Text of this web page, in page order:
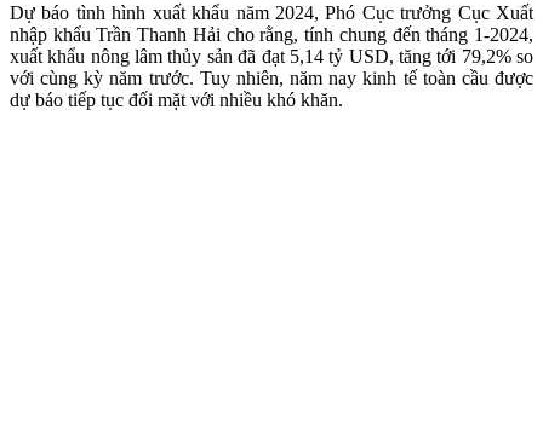
Dự báo tình hình xuất khẩu năm 2024, Phó Cục trưởng Cục Xuất
nhập khẩu Trần Thanh Hải cho rằng, tính chung đến tháng 1-2024,
xuất khẩu nông lâm thủy sản đã đạt 5,14 tỷ USD, tăng tới 79,2% so
với cùng kỳ năm trước. Tuy nhiên, năm nay kinh tế toàn cầu được
dự báo tiếp tục đối mặt với nhiều khó khăn.